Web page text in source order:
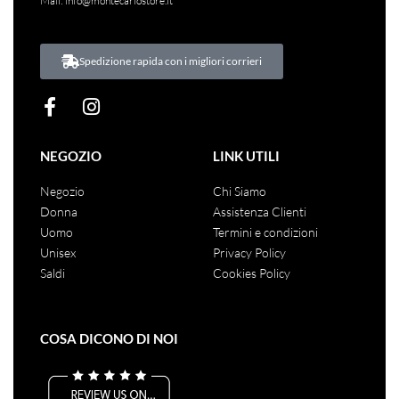
Spedizione rapida con i migliori corrieri
NEGOZIO
Negozio
Donna
Uomo
Unisex
Saldi
LINK UTILI
Chi Siamo
Assistenza Clienti
Termini e condizioni
Privacy Policy
Cookies Policy
COSA DICONO DI NOI